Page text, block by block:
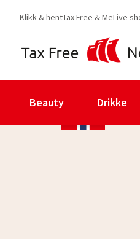
Klikk & hentTax Free & MeLive
Beauty Drikke